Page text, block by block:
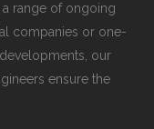
a range of ongoing
companies or one-
our
ensure the